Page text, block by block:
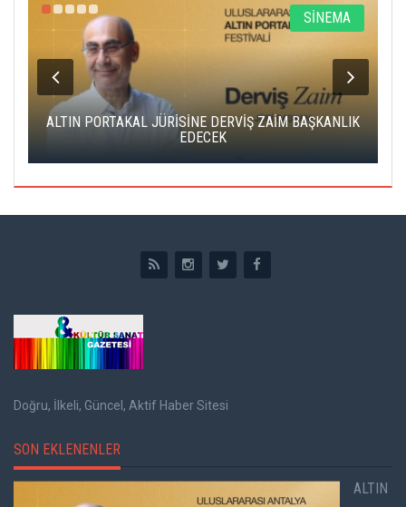
SİNEMA
ALTIN PORTAKAL JÜRİSİNE DERVİŞ ZAİM BAŞKANLIK
EDECEK
Doğru, İlkeli, Güncel, Aktif Haber Sitesi
SON EKLENENLER
ALTIN